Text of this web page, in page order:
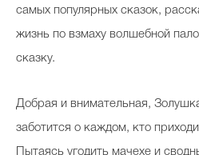
Хит недели от визажиста
Celebrity дня
самых популярных сказок,
жизнь по взмаху волшебной
сказку.
Добрая и внимательная,
заботится о каждом, кто
Пытаясь угодить мачехе и